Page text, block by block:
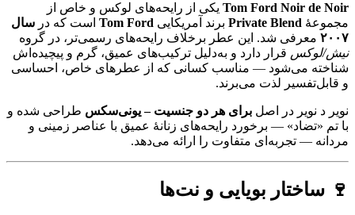
Tom Ford Noir de Noir یکی از رایحه‌های لوکس و خاص از
مجموعهٔ Private Blend برند آمریکایی Tom Ford است که در سال
۲۰۰۷ معرفی شد. این عطر برخلاف رایحه‌های رسمی‌تر، در گروه
نیش/لوکس قرار دارد و به‌دلیل ترکیب‌های عمیق، گرم و پیچیده‌اش
شناخته می‌شود — مناسب کسانی که از عطرهای خاص، احساسی
و قابل‌تفسیر لذت می‌برند.
نویر د نویر در اصل برای هر دو جنسیت – یونی‌سکس طراحی شده و
با تم «تضاد» — برخورد رایحه‌های زنانهٔ عمیق با عناصر زمینی و
مردانه — تجربه‌ای متفاوت را ارائه می‌دهد.
🍷 ساختار بویایی و نت‌ها